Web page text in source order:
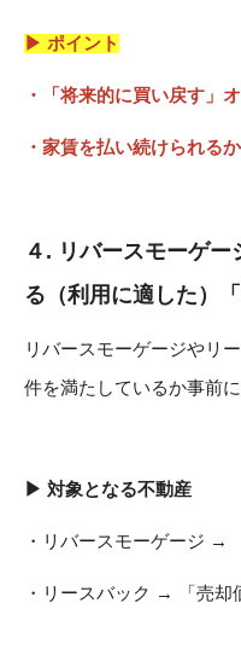
▶ ポイント
・「将来的に買い戻す」
・家賃を払い続けられる
４. リバースモーゲー
る（利用に適した）
リバースモーゲージやリ
件を満たしているか事前
▶ 対象となる不動産
・リバースモーゲージ →
・リースバック → 「売却